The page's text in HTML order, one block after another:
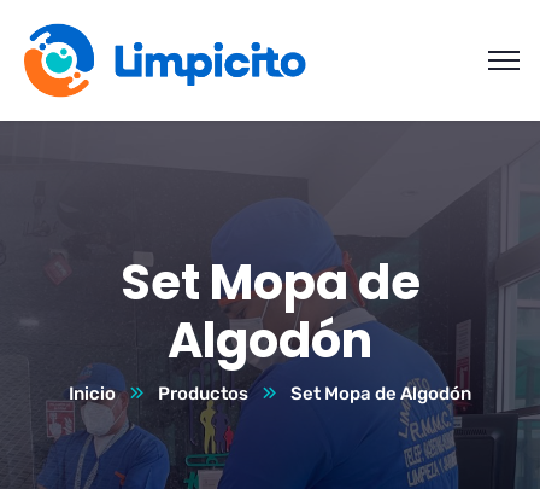
Set Mopa de
Algodón
Inicio Productos Set Mopa de Algodón